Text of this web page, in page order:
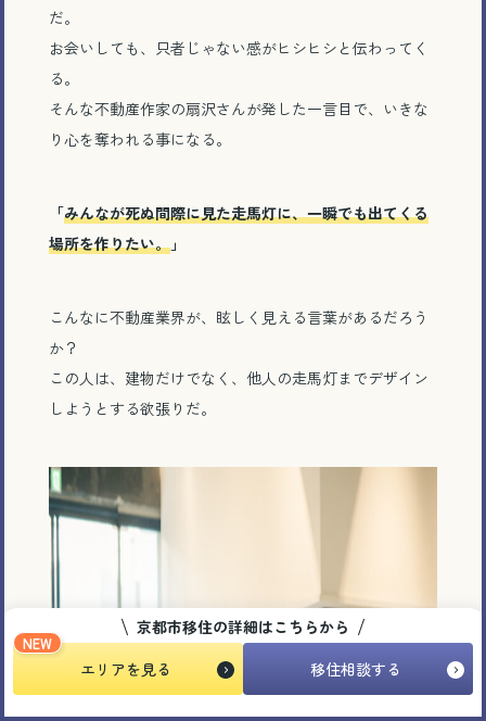
京都市移住の詳細はこちらから
NEW
エリアを見る 移住相談する
だ。
お会いしても、只者じゃない感がヒシヒシと伝わってく
る。
そんな不動産作家の扇沢さんが発した一言目で、いきな
り心を奪われる事になる。
「みんなが死ぬ間際に見た走馬灯に、一瞬でも出てくる
場所を作りたい。」
こんなに不動産業界が、眩しく見える言葉があるだろう
か？
この人は、建物だけでなく、他人の走馬灯までデザイン
しようとする欲張りだ。